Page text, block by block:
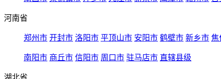
河南省
郑州市 开封市 洛阳市 平顶山市 安阳市 鹤壁市 新乡市 焦
南阳市 商丘市 信阳市 周口市 驻马店市 直辖县级
湖北省